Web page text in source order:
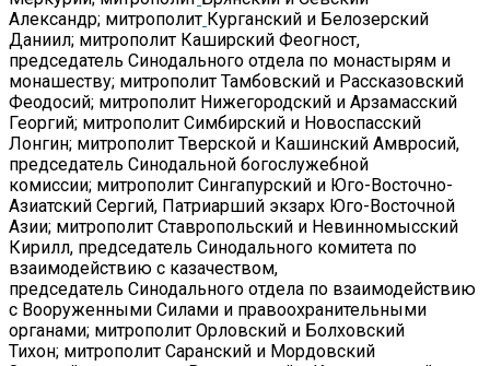
Александр; митрополит Курганский и Белозерский
Даниил; митрополит Каширский Феогност,
председатель Синодального отдела по монастырям и
монашеству; митрополит Тамбовский и Рассказовский
Феодосий; митрополит Нижегородский и Арзамасский
Георгий; митрополит Симбирский и Новоспасский
Лонгин; митрополит Тверской и Кашинский Амвросий,
председатель Синодальной богослужебной
комиссии; митрополит Сингапурский и Юго-Восточно-
Азиатский Сергий, Патриарший экзарх Юго-Восточной
Азии; митрополит Ставропольский и Невинномысский
Кирилл, председатель Синодального комитета по
взаимодействию с казачеством,
председатель Синодального отдела по взаимодействию
с Вооруженными Силами и правоохранительными
органами; митрополит Орловский и Болховский
Тихон; митрополит Саранский и Мордовский